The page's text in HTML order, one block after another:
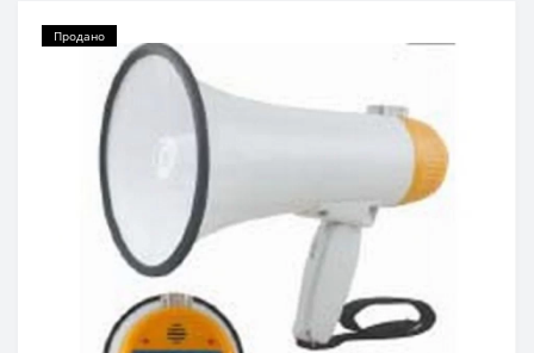
Продано